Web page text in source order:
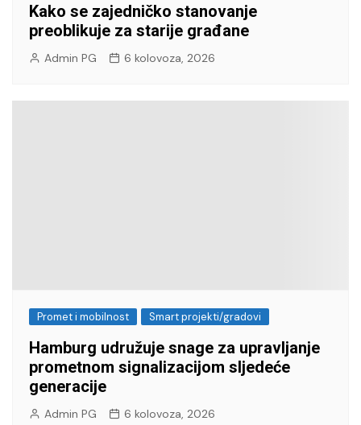
Kako se zajedničko stanovanje
preoblikuje za starije građane
Admin PG 6 kolovoza, 2026
Promet i mobilnost Smart projekti/gradovi
Hamburg udružuje snage za upravljanje
prometnom signalizacijom sljedeće
generacije
Admin PG 6 kolovoza, 2026